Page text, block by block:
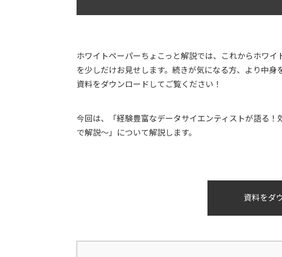
ホワイトペーパーちょこっと解説では、これからホワ
を少しだけお見せします。続きが気になる方、より中
資料をダウンロードしてご覧ください！
今回は、「経験豊富なデータサイエンティストが語る
で解説～」について解説します。
資料をダ